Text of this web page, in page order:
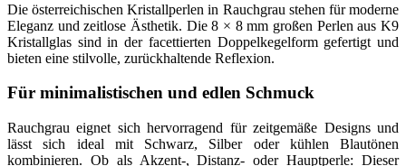
Die österreichischen Kristallperlen in Rauchgrau stehen für moderne
Eleganz und zeitlose Ästhetik. Die 8 × 8 mm großen Perlen aus K9
Kristallglas sind in der facettierten Doppelkegelform gefertigt und
bieten eine stilvolle, zurückhaltende Reflexion.
Für minimalistischen und edlen Schmuck
Rauchgrau eignet sich hervorragend für zeitgemäße Designs und
lässt sich ideal mit Schwarz, Silber oder kühlen Blautönen
kombinieren. Ob als Akzent-, Distanz- oder Hauptperle: Dieser